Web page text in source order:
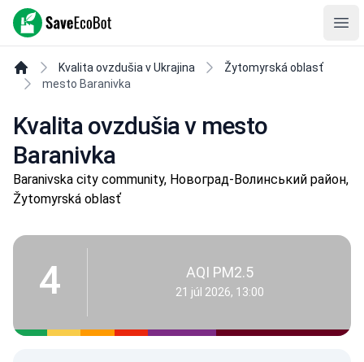
SaveEcoBot
Kvalita ovzdušia v Ukrajina
Žytomyrská oblasť
mesto Baranivka
Kvalita ovzdušia v mesto
Baranivka
Baranivska city community, Новоград-Волинський район,
Žytomyrská oblasť
4 AQI PM2.5
21 júl 2026, 13:00